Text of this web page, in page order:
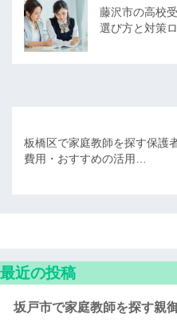
藤沢市の高校
選び方と対策
板橋区で家庭教師を探す保護
費用・おすすめの活用…
最近の投稿
坂戸市で家庭教師を探す親